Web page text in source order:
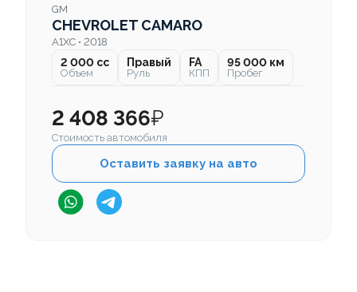
GM
CHEVROLET CAMARO
A1XC • 2018
2 000 cc
Объем
Правый
Руль
FA
КПП
95 000 км
Пробег
2 408 366₽
Стоимость автомобиля
Оставить заявку на авто